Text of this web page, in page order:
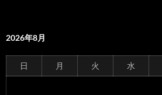
2026年8月
日 月 火 水